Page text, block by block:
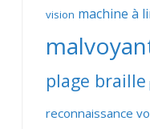
vision machine à
plage braille
reconnaissance